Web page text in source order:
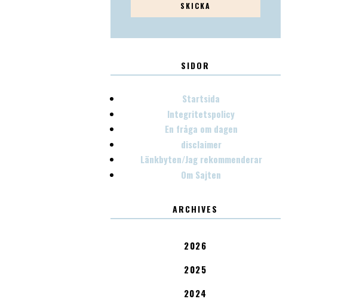
SIDOR
Startsida
Integritetspolicy
En fråga om dagen
disclaimer
Länkbyten/Jag rekommenderar
Om Sajten
ARCHIVES
2026
2025
2024